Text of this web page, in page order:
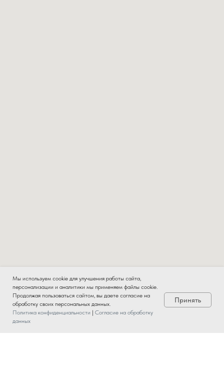
Мы используем cookie для улучшения работы сайта,
персонализации и аналитики мы применяем файлы cookie.
Продолжая пользоваться сайтом, вы даете согласие на
обработку своих персональных данных.
Политика конфиденциальности | Согласие на обработку
данных
Принять